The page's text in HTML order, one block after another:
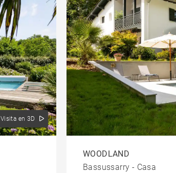
Visita en 3D
WOODLAND
Bassussarry - Casa